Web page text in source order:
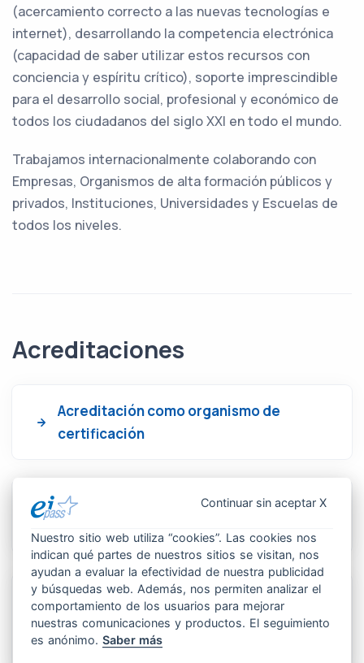
(acercamiento correcto a las nuevas tecnologías e
internet), desarrollando la competencia electrónica
(capacidad de saber utilizar estos recursos con
conciencia y espíritu crítico), soporte imprescindible
para el desarrollo social, profesional y económico de
todos los ciudadanos del siglo XXI en todo el mundo.
Trabajamos internacionalmente colaborando con
Empresas, Organismos de alta formación públicos y
privados, Instituciones, Universidades y Escuelas de
todos los niveles.
Acreditaciones
Acreditación como organismo de
certificación
Miembro del Grupo de Usuarios de las
Acreditación MIUR para la formación del
personal escolar, con arreglo a la
Directiva 170/16
Continuar sin aceptar X
Nuestro sitio web utiliza “cookies”. Las cookies nos
indican qué partes de nuestros sitios se visitan, nos
ayudan a evaluar la efectividad de nuestra publicidad
y búsquedas web. Además, nos permiten analizar el
comportamiento de los usuarios para mejorar
nuestras comunicaciones y productos. El seguimiento
es anónimo.Saber más